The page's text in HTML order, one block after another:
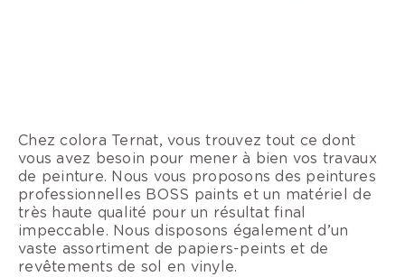
Chez colora Ternat, vous trouvez tout ce dont
vous avez besoin pour mener à bien vos travaux
de peinture. Nous vous proposons des peintures
professionnelles BOSS paints et un matériel de
très haute qualité pour un résultat final
impeccable. Nous disposons également d’un
vaste assortiment de papiers-peints et de
revêtements de sol en vinyle.